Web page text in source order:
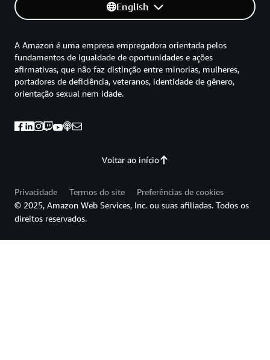
English
Voltar ao início
A Amazon é uma empresa empregadora orientada pelos
fundamentos de igualdade de oportunidades e ações
afirmativas, que não faz distinção entre minorias, mulheres,
portadores de deficiência, veteranos, identidade de gênero,
orientação sexual nem idade.
Privacidade Termos do site
Preferências de cookies
© 2025, Amazon Web Services, Inc. ou suas afiliadas. Todos os
direitos reservados.